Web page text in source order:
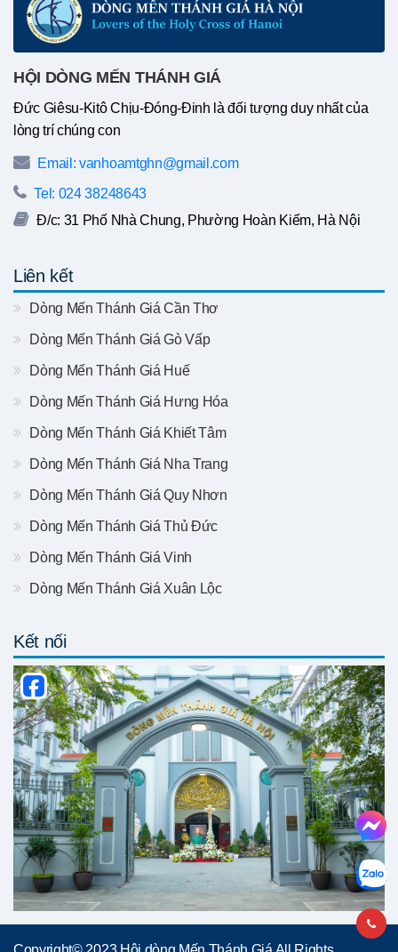
HỘI DÒNG MẾN THÁNH GIÁ
Đức Giêsu-Kitô Chịu-Đóng-Đinh là đối tượng duy nhất của
lòng trí chúng con
Email: vanhoamtghn@gmail.com
Tel: 024 38248643
Đ/c: 31 Phố Nhà Chung, Phường Hoàn Kiếm, Hà Nội
Liên kết
Dòng Mến Thánh Giá Cần Thơ
Dòng Mến Thánh Giá Gò Vấp
Dòng Mến Thánh Giá Huế
Dòng Mến Thánh Giá Hưng Hóa
Dòng Mến Thánh Giá Khiết Tâm
Dòng Mến Thánh Giá Nha Trang
Dòng Mến Thánh Giá Quy Nhơn
Dòng Mến Thánh Giá Thủ Đức
Dòng Mến Thánh Giá Vinh
Dòng Mến Thánh Giá Xuân Lộc
Kết nối